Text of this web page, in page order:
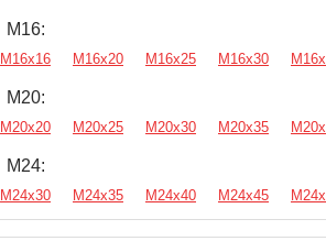
М16:
М16х16 М16х20 М16х25 М16х30
М20:
М20х20 М20х25 М20х30 М20х35
М24:
М24х30 М24х35 М24х40 М24х45